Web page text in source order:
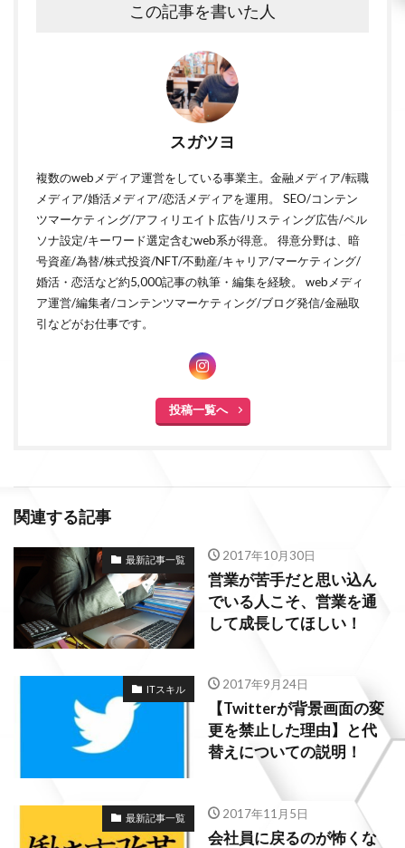
この記事を書いた人
スガツヨ
複数のwebメディア運営をしている事業主。金融メディア/転職
メディア/婚活メディア/恋活メディアを運用。 SEO/コンテン
ツマーケティング/アフィリエイト広告/リスティング広告/ペル
ソナ設定/キーワード選定含むweb系が得意。 得意分野は、暗
号資産/為替/株式投資/NFT/不動産/キャリア/マーケティング/
婚活・恋活など約5,000記事の執筆・編集を経験。 webメディ
ア運営/編集者/コンテンツマーケティング/ブログ発信/金融取
引などがお仕事です。
投稿一覧へ
関連する記事
最新記事一覧 2017年10月30日
営業が苦手だと思い込ん
でいる人こそ、営業を通
して成長してほしい！
ITスキル 2017年9月24日
【Twitterが背景画面の変
更を禁止した理由】と代
替えについての説明！
最新記事一覧 2017年11月5日
会社員に戻るのが怖くな